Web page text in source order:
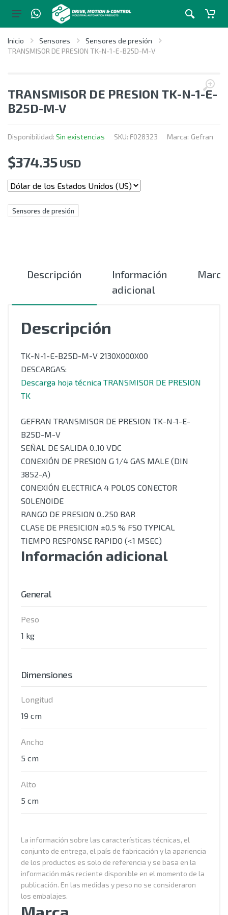
Inicio Sensores
Sensores de presión
TRANSMISOR DE PRESION TK-N-1-E-B25D-M-V
TRANSMISOR DE PRESION TK-N-1-E-
B25D-M-V
Disponibilidad: Sin existencias SKU: F028323 Marca: Gefran
$374.35USD
Sensores de presión
Descripción
Información
adicional
Marca
Descripción
TK-N-1-E-B25D-M-V 2130X000X00
DESCARGAS:
Descarga hoja técnica TRANSMISOR DE PRESION
TK
GEFRAN TRANSMISOR DE PRESION TK-N-1-E-
B25D-M-V
SEÑAL DE SALIDA 0..10 VDC
CONEXIÓN DE PRESION G 1/4 GAS MALE (DIN
3852-A)
CONEXIÓN ELECTRICA 4 POLOS CONECTOR
SOLENOIDE
RANGO DE PRESION 0..250 BAR
CLASE DE PRESICION ±0.5 % FSO TYPICAL
TIEMPO RESPONSE RAPIDO (<1 MSEC)
Información adicional
General
Peso
1 kg
Dimensiones
Longitud
19 cm
Ancho
5 cm
Alto
5 cm
La información sobre las características técnicas, el
conjunto de entrega, el país de fabricación y la apariencia
de los productos es solo de referencia y se basa en la
información más reciente disponible en el momento de la
publicación. En las medidas y peso no se consideraron
los embalajes.